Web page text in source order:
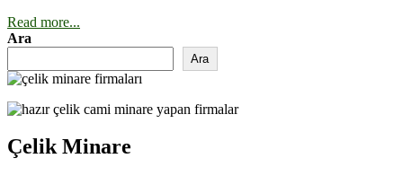
Read more...
Ara
Ara
Çelik Minare